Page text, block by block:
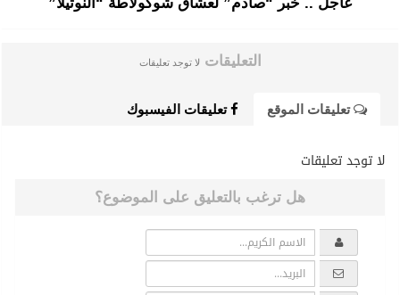
التعليقات لا توجد تعليقات
تعليقات الموقع تعليقات الفيسبوك
لا توجد تعليقات
هل ترغب بالتعليق على الموضوع؟